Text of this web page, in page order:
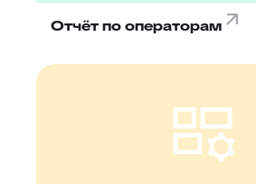
Отчёт по операторам